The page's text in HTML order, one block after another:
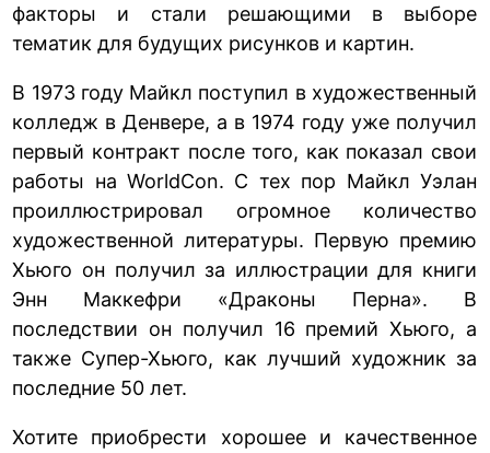
факторы и стали решающими в выборе
тематик для будущих рисунков и картин.
В 1973 году Майкл поступил в художественный
колледж в Денвере, а в 1974 году уже получил
первый контракт после того, как показал свои
работы на WorldCon. С тех пор Майкл Уэлан
проиллюстрировал огромное количество
художественной литературы. Первую премию
Хьюго он получил за иллюстрации для книги
Энн Маккефри «Драконы Перна». В
последствии он получил 16 премий Хьюго, а
также Супер-Хьюго, как лучший художник за
последние 50 лет.
Хотите приобрести хорошее и качественное